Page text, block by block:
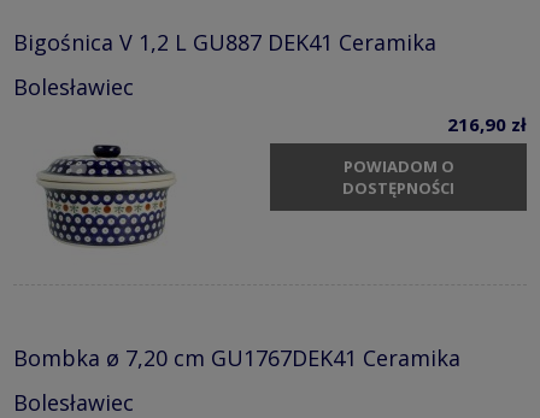
Bigośnica V 1,2 L GU887 DEK41 Ceramika
Bolesławiec
216,90 zł
POWIADOM O
DOSTĘPNOŚCI
Bombka ø 7,20 cm GU1767DEK41 Ceramika
Bolesławiec